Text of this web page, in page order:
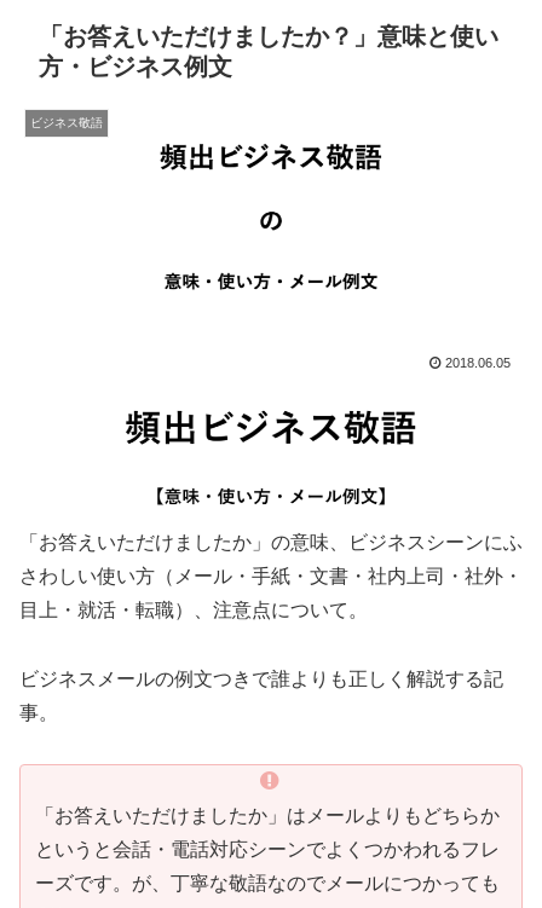
「お答えいただけましたか？」意味と使い
方・ビジネス例文
ビジネス敬語
2018.06.05
「お答えいただけましたか」の意味、ビジネスシーンにふ
さわしい使い方（メール・手紙・文書・社内上司・社外・
目上・就活・転職）、注意点について。
ビジネスメールの例文つきで誰よりも正しく解説する記
事。
「お答えいただけましたか」はメールよりもどちらか
というと会話・電話対応シーンでよくつかわれるフレ
ーズです。が、丁寧な敬語なのでメールにつかっても